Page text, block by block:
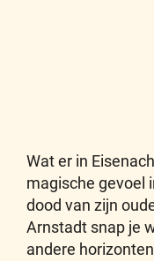
Wat er in
magische gevoel
dood van zijn
Arnstadt snap je
andere